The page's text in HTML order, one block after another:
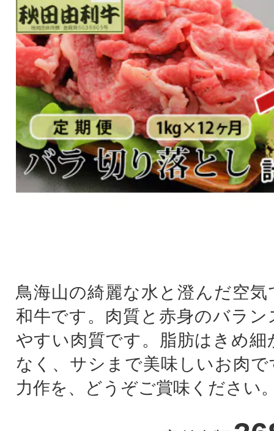
鳥海山の綺麗な水と澄んだ空気
和牛です。肉質と赤身のバラン
やすい肉質です。脂肪はきめ細
なく、サシまで美味しいお肉で
力作を、どうぞご賞味ください